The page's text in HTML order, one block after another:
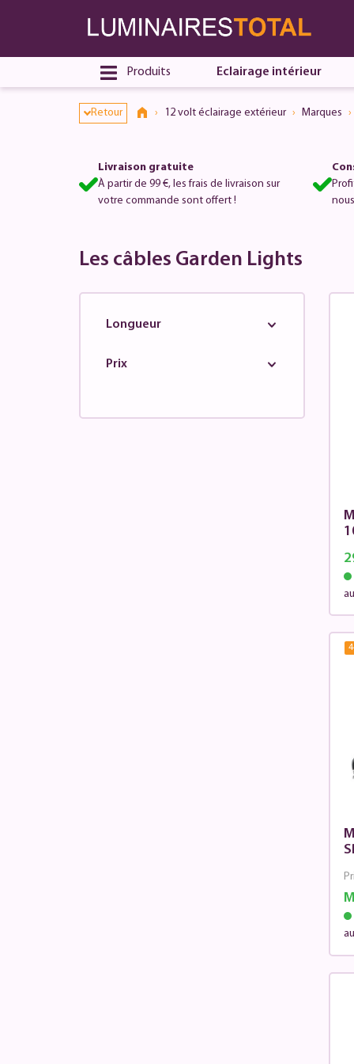
Produits Eclairage intérieur
Retour 12 volt éclairage extérieur Marques
Livraison gratuite
À partir de 99 €, les frais de livraison sur
votre commande sont offert !
Les câbles Garden Lights
Longueur
Prix